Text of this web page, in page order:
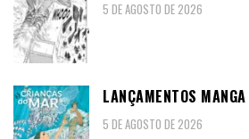
5 DE AGOSTO DE 2026
LANÇAMENTOS
5 DE AGOSTO DE 2026